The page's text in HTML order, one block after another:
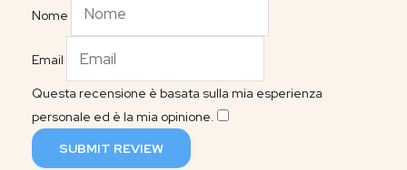
Nome
Email
Questa recensione è basata sulla mia esperienza
personale ed è la mia opinione.
SUBMIT REVIEW